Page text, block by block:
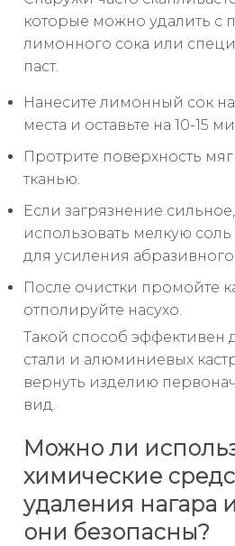
которые можно удалить с
лимонного сока или
паст.
Нанесите лимонный сок
места и оставьте на 10-15
Протрите поверхность
тканью.
Если загрязнение
использовать мелкую
для усиления абразивного
После очистки промойте
отполируйте насухо.
Такой способ
стали и алюминиевых
вернуть изделию
вид.
Можно ли
химические
удаления нагара
они безопасны?